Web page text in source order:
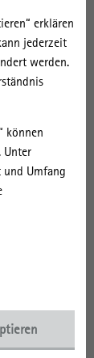
erklären
jederzeit
werden.
können
Unter
Umfang
diese
ergründet
von
)Regional